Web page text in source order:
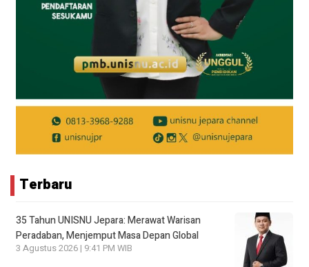
Terbaru
35 Tahun UNISNU Jepara: Merawat Warisan
Peradaban, Menjemput Masa Depan Global
3 Agustus 2026 | 9:41 PM WIB